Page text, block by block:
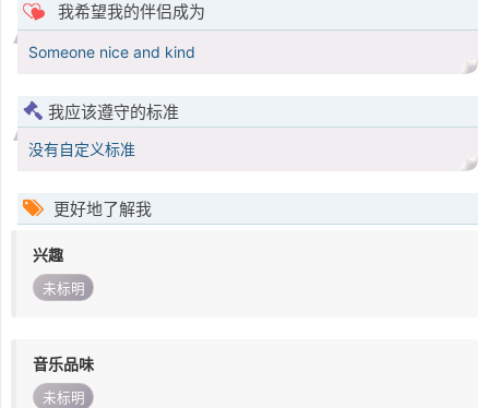
我希望我的伴侣成为
Someone nice and kind
我应该遵守的标准
没有自定义标准
更好地了解我
兴趣
未标明
音乐品味
未标明